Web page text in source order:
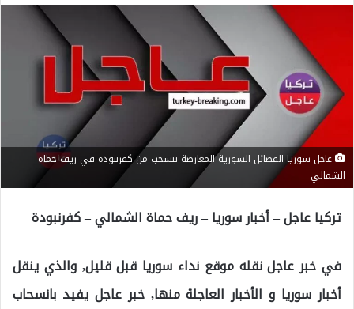
عاجل سوريا الفصائل السورية المعارضة تنسحب من كفرنبودة في ريف حماة
الشمالي
تركيا عاجل – أخبار سوريا – ريف حماة الشمالي – كفرنبودة
في خبر عاجل نقله موقع نداء سوريا قبل قليل, والذي ينقل
أخبار سوريا و الأخبار العاجلة منها, خبر عاجل يفيد بانسحاب